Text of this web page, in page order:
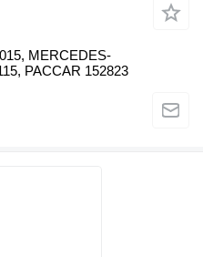
MERCEDES-
PACCAR 152823